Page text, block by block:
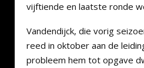
vijftiende en laatste ronde
Vandendijck, die vorig
reed in oktober aan de
probleem hem tot opgave